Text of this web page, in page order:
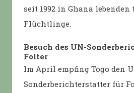
seit 1992 in Ghana lebenden
Flüchtlinge.
Besuch des UN-
Folter
Im April empfing Togo den
Sonderberichterstatter für